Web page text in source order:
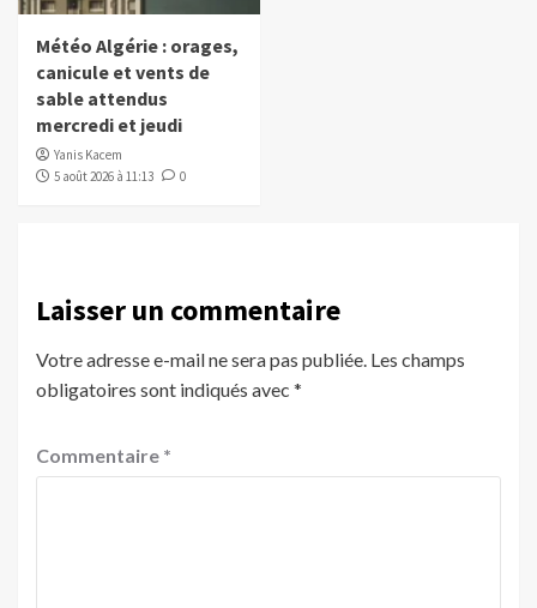
Météo Algérie : orages,
canicule et vents de
sable attendus
mercredi et jeudi
Yanis Kacem
5 août 2026 à 11:13
0
Laisser un commentaire
Votre adresse e-mail ne sera pas publiée. Les champs
obligatoires sont indiqués avec *
Commentaire *